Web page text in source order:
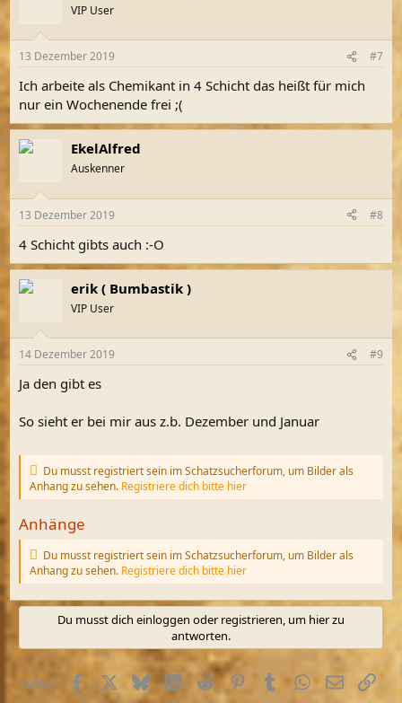
VIP User
13 Dezember 2019 #7
Ich arbeite als Chemikant in 4 Schicht das heißt für mich
nur ein Wochenende frei ;(
EkelAlfred
Auskenner
13 Dezember 2019 #8
4 Schicht gibts auch :-O
erik ( Bumbastik )
VIP User
14 Dezember 2019 #9
Ja den gibt es
So sieht er bei mir aus z.b. Dezember und Januar
Du musst registriert sein im Schatzsucherforum, um Bilder als
Anhang zu sehen. Registriere dich bitte hier
Anhänge
Du musst registriert sein im Schatzsucherforum, um Bilder als
Anhang zu sehen. Registriere dich bitte hier
Du musst dich einloggen oder registrieren, um hier zu
antworten.
Teilen: FacebookX (Twitter)
BlueskyLinkedIn
Reddit PinterestTumblrWhatsApp
E-MailLink